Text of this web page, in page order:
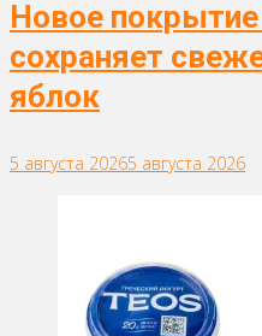
Новое
сохраняет
яблок
5 августа 20265 августа 2026